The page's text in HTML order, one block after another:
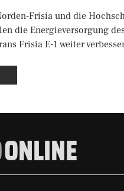
Frisia und die
die Energieversorgung
Frisia E-1 weiter